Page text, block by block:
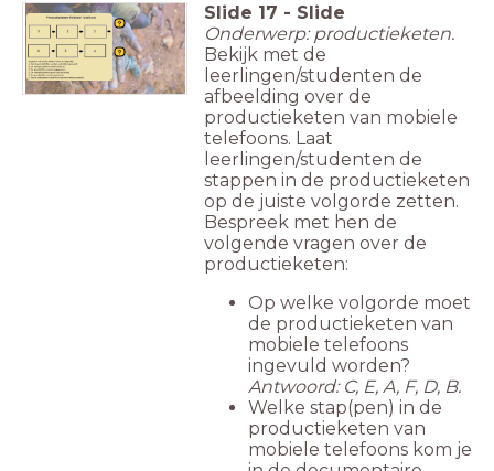
Slide 17 - Slide
Onderwerp: productieketen.
Bekijk met de
leerlingen/studenten de
afbeelding over de
productieketen van mobiele
telefoons. Laat
leerlingen/studenten de
stappen in de productieketen
op de juiste volgorde zetten.
Bespreek met hen de
volgende vragen over de
productieketen:
Op welke volgorde moet
de productieketen van
mobiele telefoons
ingevuld worden?
Antwoord: C, E, A, F, D, B.
Welke stap(pen) in de
productieketen van
mobiele telefoons kom je